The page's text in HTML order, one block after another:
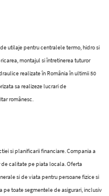
utilaje pentru centralele termo, hidro si
montajul si întretinerea tuturor
realizate în România în ultimii 50
sa realizeze lucrari de
românesc.
si planificarii financiare. Compania a
de calitate pe piata locala. Oferta
si de viata pentru persoane fizice si
pe toate segmentele de asigurari, inclusiv